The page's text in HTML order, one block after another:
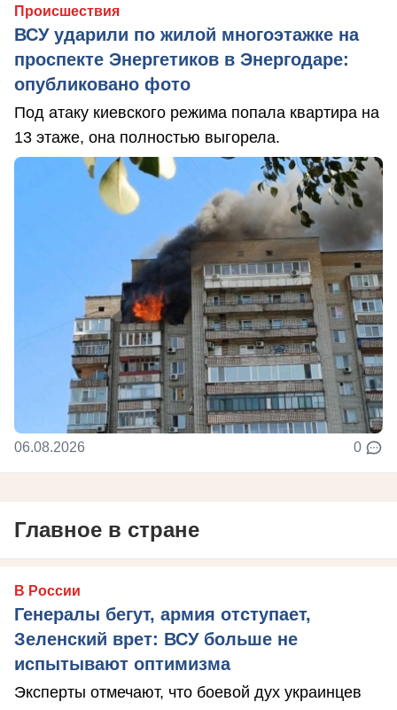
Происшествия
ВСУ ударили по жилой многоэтажке на
проспекте Энергетиков в Энергодаре:
опубликовано фото
Под атаку киевского режима попала квартира на
13 этаже, она полностью выгорела.
06.08.2026 0
Главное в стране
В России
Генералы бегут, армия отступает,
Зеленский врет: ВСУ больше не
испытывают оптимизма
Эксперты отмечают, что боевой дух украинцев